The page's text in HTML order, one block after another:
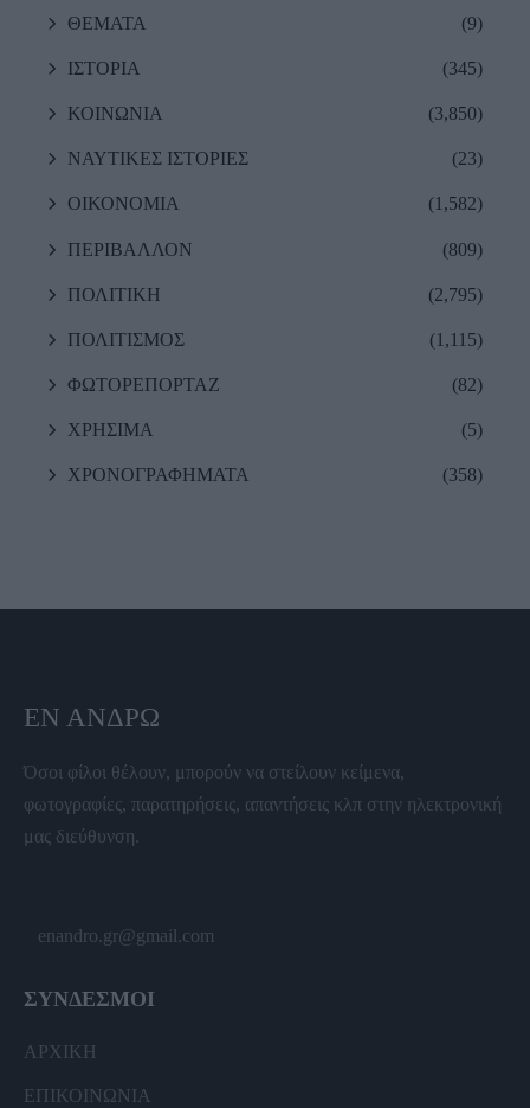
ΘΕΜΑΤΑ (9)
ΙΣΤΟΡΙΑ (345)
ΚΟΙΝΩΝΙΑ (3,850)
ΝΑΥΤΙΚΕΣ ΙΣΤΟΡΙΕΣ (23)
ΟΙΚΟΝΟΜΙΑ (1,582)
ΠΕΡΙΒΑΛΛΟΝ (809)
ΠΟΛΙΤΙΚΗ (2,795)
ΠΟΛΙΤΙΣΜΟΣ (1,115)
ΦΩΤΟΡΕΠΟΡΤΑΖ (82)
ΧΡΗΣΙΜΑ (5)
ΧΡΟΝΟΓΡΑΦΗΜΑΤΑ (358)
ΕΝ ΆΝΔΡΩ
Όσοι φίλοι θέλουν, μπορούν να στείλουν κείμενα,
φωτογραφίες, παρατηρήσεις, απαντήσεις κλπ στην ηλεκτρονική
μας διεύθυνση.
enandro.gr@gmail.com
ΣΥΝΔΕΣΜΟΙ
ΑΡΧΙΚΗ
ΕΠΙΚΟΙΝΩΝΙΑ